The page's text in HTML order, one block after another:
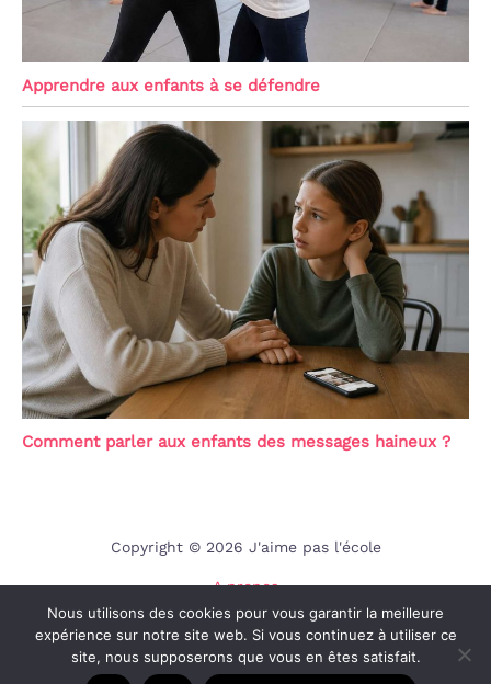
Apprendre aux enfants à se défendre
Comment parler aux enfants des messages haineux ?
Copyright © 2026 J'aime pas l'école
A propos
Contact
Mentions légales
Politique de confidentialité
Nous utilisons des cookies pour vous garantir la meilleure
expérience sur notre site web. Si vous continuez à utiliser ce
site, nous supposerons que vous en êtes satisfait.